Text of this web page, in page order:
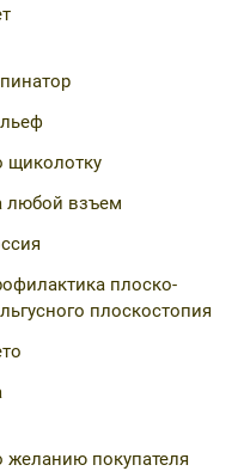
щиколотку
любой взъем
плоско-
плоскостопия
желанию покупателя